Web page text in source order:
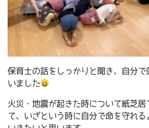
保育士の話をしっかりと聞き、自分で
いました
火災・地震が起きた時について紙芝居
て、いざという時に自分で命を守れる